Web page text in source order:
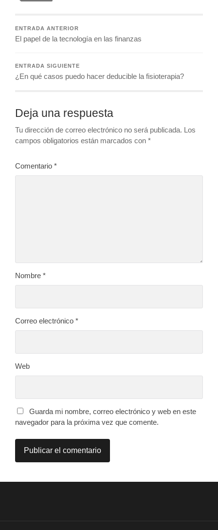
ENTRADA ANTERIOR
El papel de la tecnología en las finanzas
ENTRADA SIGUIENTE
¿En qué casos puedo hacer deducible la fisioterapia?
Deja una respuesta
Tu dirección de correo electrónico no será publicada. Los
campos obligatorios están marcados con*
Comentario*
Nombre*
Correo electrónico*
Web
Guarda mi nombre, correo electrónico y web en este
navegador para la próxima vez que comente.